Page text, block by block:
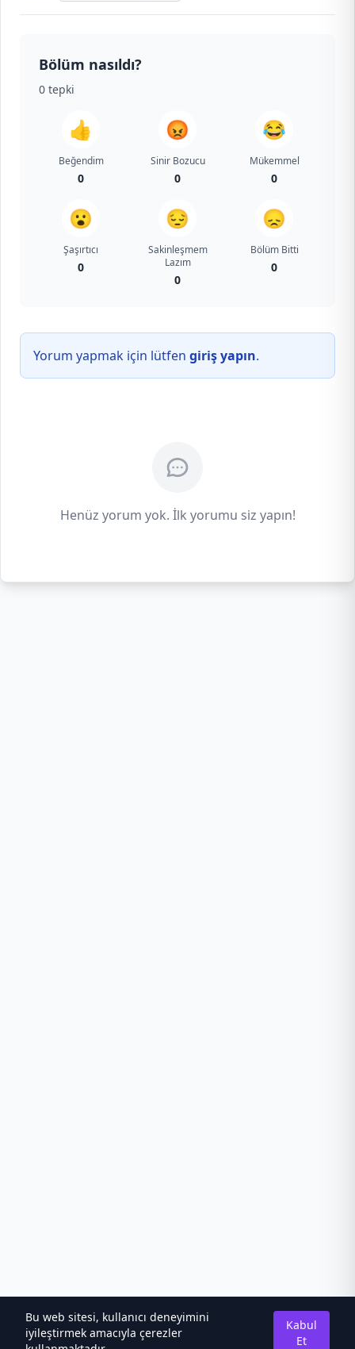
Bölüm nasıldı?
0 tepki
👍
Beğendim
0
😡
Sinir Bozucu
0
😂
Mükemmel
0
😮
Şaşırtıcı
0
😔
Sakinleşmem
Lazım
0
😞
Bölüm Bitti
0
Yorum yapmak için lütfen giriş yapın.
Henüz yorum yok. İlk yorumu siz yapın!
Bu web sitesi, kullanıcı deneyimini
iyileştirmek amacıyla çerezler
Kabul
Et